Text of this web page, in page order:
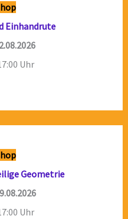
Einhandrute
Uhr
Geometrie
Uhr